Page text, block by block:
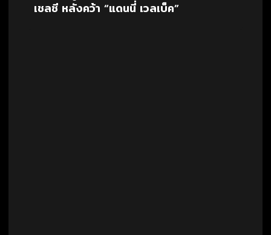
เชลซี หลังคว้า “แดนนี่ เวลเบ็ค”